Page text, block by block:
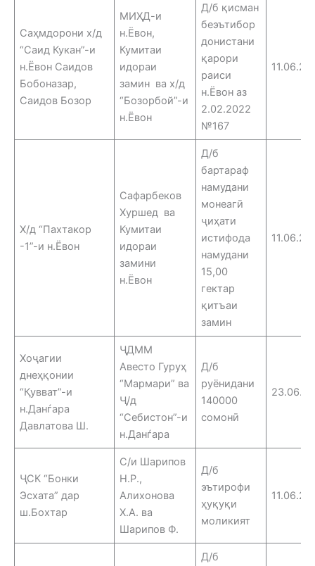
Саҳмдорони х/д
“Саид Кукан”-и
н.Ёвон Саидов
Бобоназар,
Саидов Бозор
МИҲД-и
н.Ёвон,
Кумитаи
идораи
замин ва х/д
“Бозорбой”-и
н.Ёвон
Д/б қисман
беэътибор
донистани
қарори
раиси
н.Ёвон аз
2.02.2022
№167
11.06.25
Х/д “Пахтакор
-1”-и н.Ёвон
Сафарбеков
Хуршед ва
Кумитаи
идораи
замини
н.Ёвон
Д/б
бартараф
намудани
монеагӣ
ҷиҳати
истифода
намудани
15,00
гектар
қитъаи
замин
11.06.25
Хоҷагии
днеҳқонии
“Қувват”-и
н.Данѓара
Давлатова Ш.
ҶДММ
Авесто Гуруҳ
“Мармари” ва
Ҷ/д
“Себистон”-и
н.Данѓара
Д/б
руёнидани
140000
сомонӣ
23.06.25
ҶСК “Бонки
Эсхата” дар
ш.Бохтар
С/и Шарипов
Н.Р.,
Алихонова
Х.А. ва
Шарипов Ф.
Д/б
эътирофи
ҳуқуқи
моликият
11.06.25
Д/б